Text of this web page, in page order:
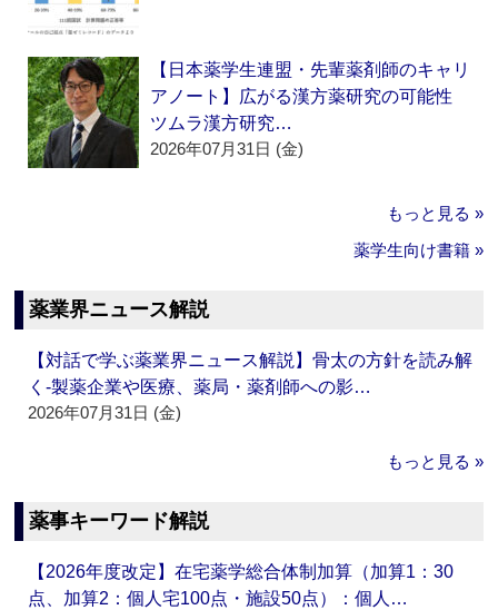
【日本薬学生連盟・先輩薬剤師のキャリ
アノート】広がる漢方薬研究の可能性
ツムラ漢方研究…
2026年07月31日 (金)
もっと見る »
薬学生向け書籍 »
薬業界ニュース解説
【対話で学ぶ薬業界ニュース解説】骨太の方針を読み解
く‐製薬企業や医療、薬局・薬剤師への影…
2026年07月31日 (金)
もっと見る »
薬事キーワード解説
【2026年度改定】在宅薬学総合体制加算（加算1：30
点、加算2：個人宅100点・施設50点）：個人…